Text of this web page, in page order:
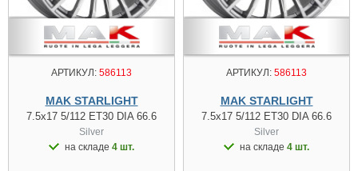
АРТИКУЛ: 586113
MAK STARLIGHT
7.5x17 5/112 ET30 DIA 66.6
Silver
на складе 4 шт.
АРТИКУЛ: 586113
MAK STARLIGHT
7.5x17 5/112 ET30 DIA 66.6
Silver
на складе 4 шт.